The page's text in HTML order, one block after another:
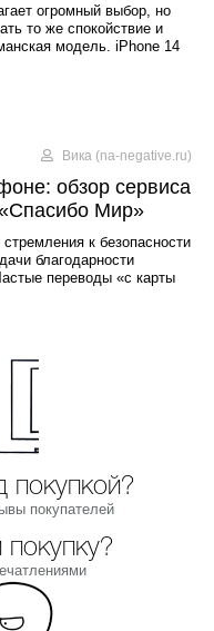
огромный выбор, но
то же спокойствие и
модель. iPhone 14
Вика (na-negative.ru)
обзор сервиса
Мир»
к безопасности
благодарности
переводы «с карты
покупкой?
покупателей